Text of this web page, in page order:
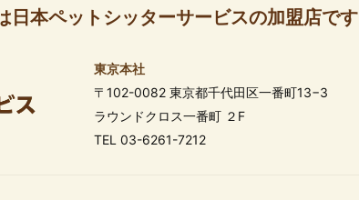
日本ペットシッターサービスの加盟店です
東京本社
〒102-0082 東京都千代田区一番町13−3
ラウンドクロス一番町 ２F
TEL 03-6261-7212